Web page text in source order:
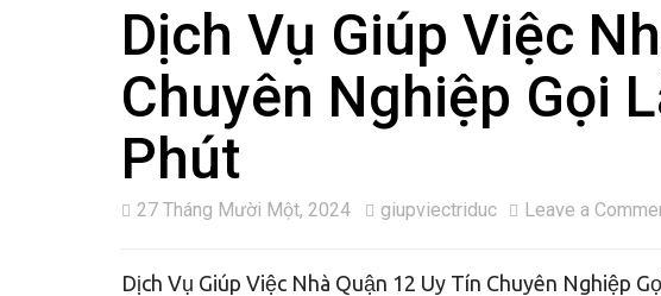
Dịch Vụ Giúp Việc
Chuyên Nghiệp Gọi
Phút
27 Tháng Mười Một, 2024 giupviectriduc Leave a
Dịch Vụ Giúp Việc Nhà Quận 12 Uy Tín Chuyên Nghiệp